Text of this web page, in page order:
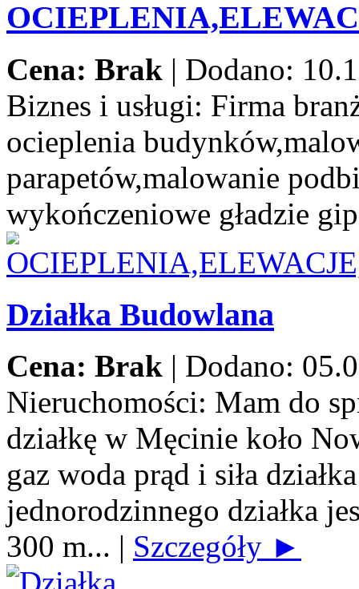
Cena: Brak | Dodano:
Biznes i usługi: Firma
ocieplenia
parapetów,malowanie
wykończeniowe gładzie
Działka Budowlana
Cena: Brak | Dodano:
Nieruchomości: Mam do
działkę w Męcinie koło
gaz woda prąd i siła
jednorodzinnego działka
300 m... | Szczegóły ►